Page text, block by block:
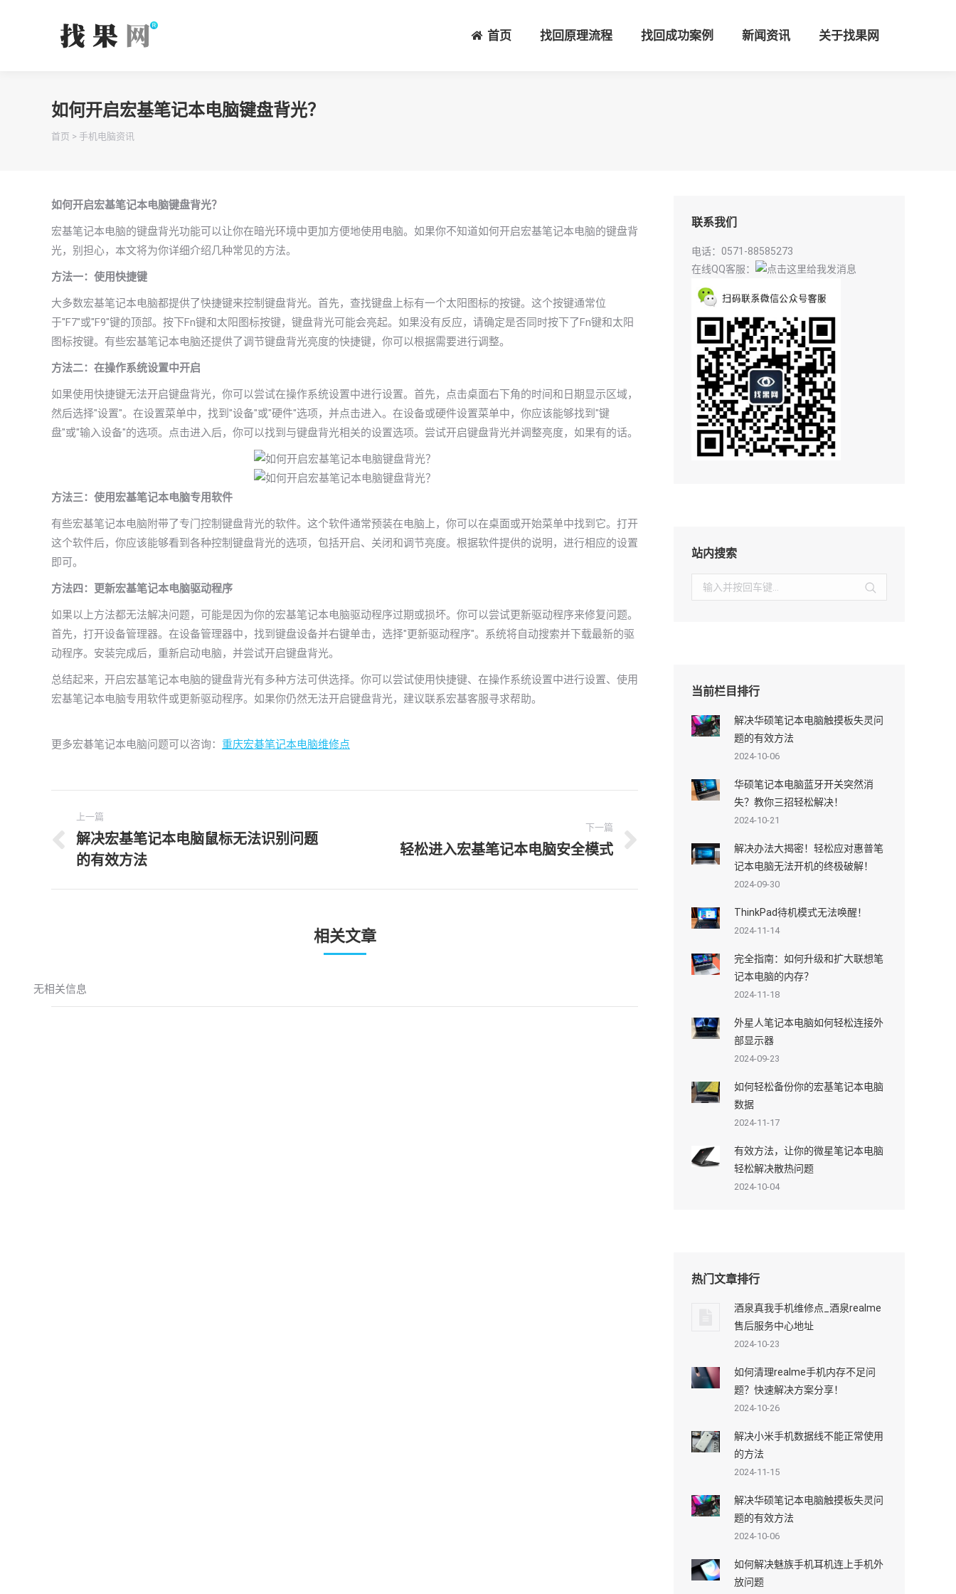
首页 找回原理流程 找回成功案例 新闻资讯 关于找果网
如何开启宏基笔记本电脑键盘背光？
你在这里：
首页 > 手机电脑资讯
如何开启宏基笔记本电脑键盘背光？
宏基笔记本电脑的键盘背光功能可以让你在暗光环境中更加方便地使用电脑。如果你不知道如何开启宏基笔记本电脑的键盘背
光，别担心，本文将为你详细介绍几种常见的方法。
方法一：使用快捷键
大多数宏基笔记本电脑都提供了快捷键来控制键盘背光。首先，查找键盘上标有一个太阳图标的按键。这个按键通常位
于"F7"或"F9"键的顶部。按下Fn键和太阳图标按键，键盘背光可能会亮起。如果没有反应，请确定是否同时按下了Fn键和太阳
图标按键。有些宏基笔记本电脑还提供了调节键盘背光亮度的快捷键，你可以根据需要进行调整。
方法二：在操作系统设置中开启
如果使用快捷键无法开启键盘背光，你可以尝试在操作系统设置中进行设置。首先，点击桌面右下角的时间和日期显示区域，
然后选择"设置"。在设置菜单中，找到"设备"或"硬件"选项，并点击进入。在设备或硬件设置菜单中，你应该能够找到"键
盘"或"输入设备"的选项。点击进入后，你可以找到与键盘背光相关的设置选项。尝试开启键盘背光并调整亮度，如果有的话。
方法三：使用宏基笔记本电脑专用软件
有些宏基笔记本电脑附带了专门控制键盘背光的软件。这个软件通常预装在电脑上，你可以在桌面或开始菜单中找到它。打开
这个软件后，你应该能够看到各种控制键盘背光的选项，包括开启、关闭和调节亮度。根据软件提供的说明，进行相应的设置
即可。
方法四：更新宏基笔记本电脑驱动程序
如果以上方法都无法解决问题，可能是因为你的宏基笔记本电脑驱动程序过期或损坏。你可以尝试更新驱动程序来修复问题。
首先，打开设备管理器。在设备管理器中，找到键盘设备并右键单击，选择"更新驱动程序"。系统将自动搜索并下载最新的驱
动程序。安装完成后，重新启动电脑，并尝试开启键盘背光。
总结起来，开启宏基笔记本电脑的键盘背光有多种方法可供选择。你可以尝试使用快捷键、在操作系统设置中进行设置、使用
宏基笔记本电脑专用软件或更新驱动程序。如果你仍然无法开启键盘背光，建议联系宏基客服寻求帮助。
更多宏碁笔记本电脑问题可以咨询： 重庆宏碁笔记本电脑维修点
章
导
航
上一篇
上
一
文
解决宏基笔记本电脑鼠标无法识别问题
的有效方法
下一篇
文
轻松进入宏基笔记本电脑安全模式
相关文章
无相关信息
联系我们
电话：0571-88585273
在线QQ客服：
站内搜索
索：
当前栏目排行
解决华硕笔记本电脑触摸板失灵问
题的有效方法
2024-10-06
华硕笔记本电脑蓝牙开关突然消
失？教你三招轻松解决！
2024-10-21
解决办法大揭密！轻松应对惠普笔
记本电脑无法开机的终极破解！
2024-09-30
ThinkPad待机模式无法唤醒！
2024-11-14
完全指南：如何升级和扩大联想笔
记本电脑的内存？
2024-11-18
外星人笔记本电脑如何轻松连接外
部显示器
2024-09-23
如何轻松备份你的宏基笔记本电脑
数据
2024-11-17
有效方法，让你的微星笔记本电脑
轻松解决散热问题
2024-10-04
热门文章排行
酒泉真我手机维修点_酒泉realme
售后服务中心地址
2024-10-23
如何清理realme手机内存不足问
题？快速解决方案分享！
2024-10-26
解决小米手机数据线不能正常使用
的方法
2024-11-15
解决华硕笔记本电脑触摸板失灵问
题的有效方法
2024-10-06
如何解决魅族手机耳机连上手机外
放问题